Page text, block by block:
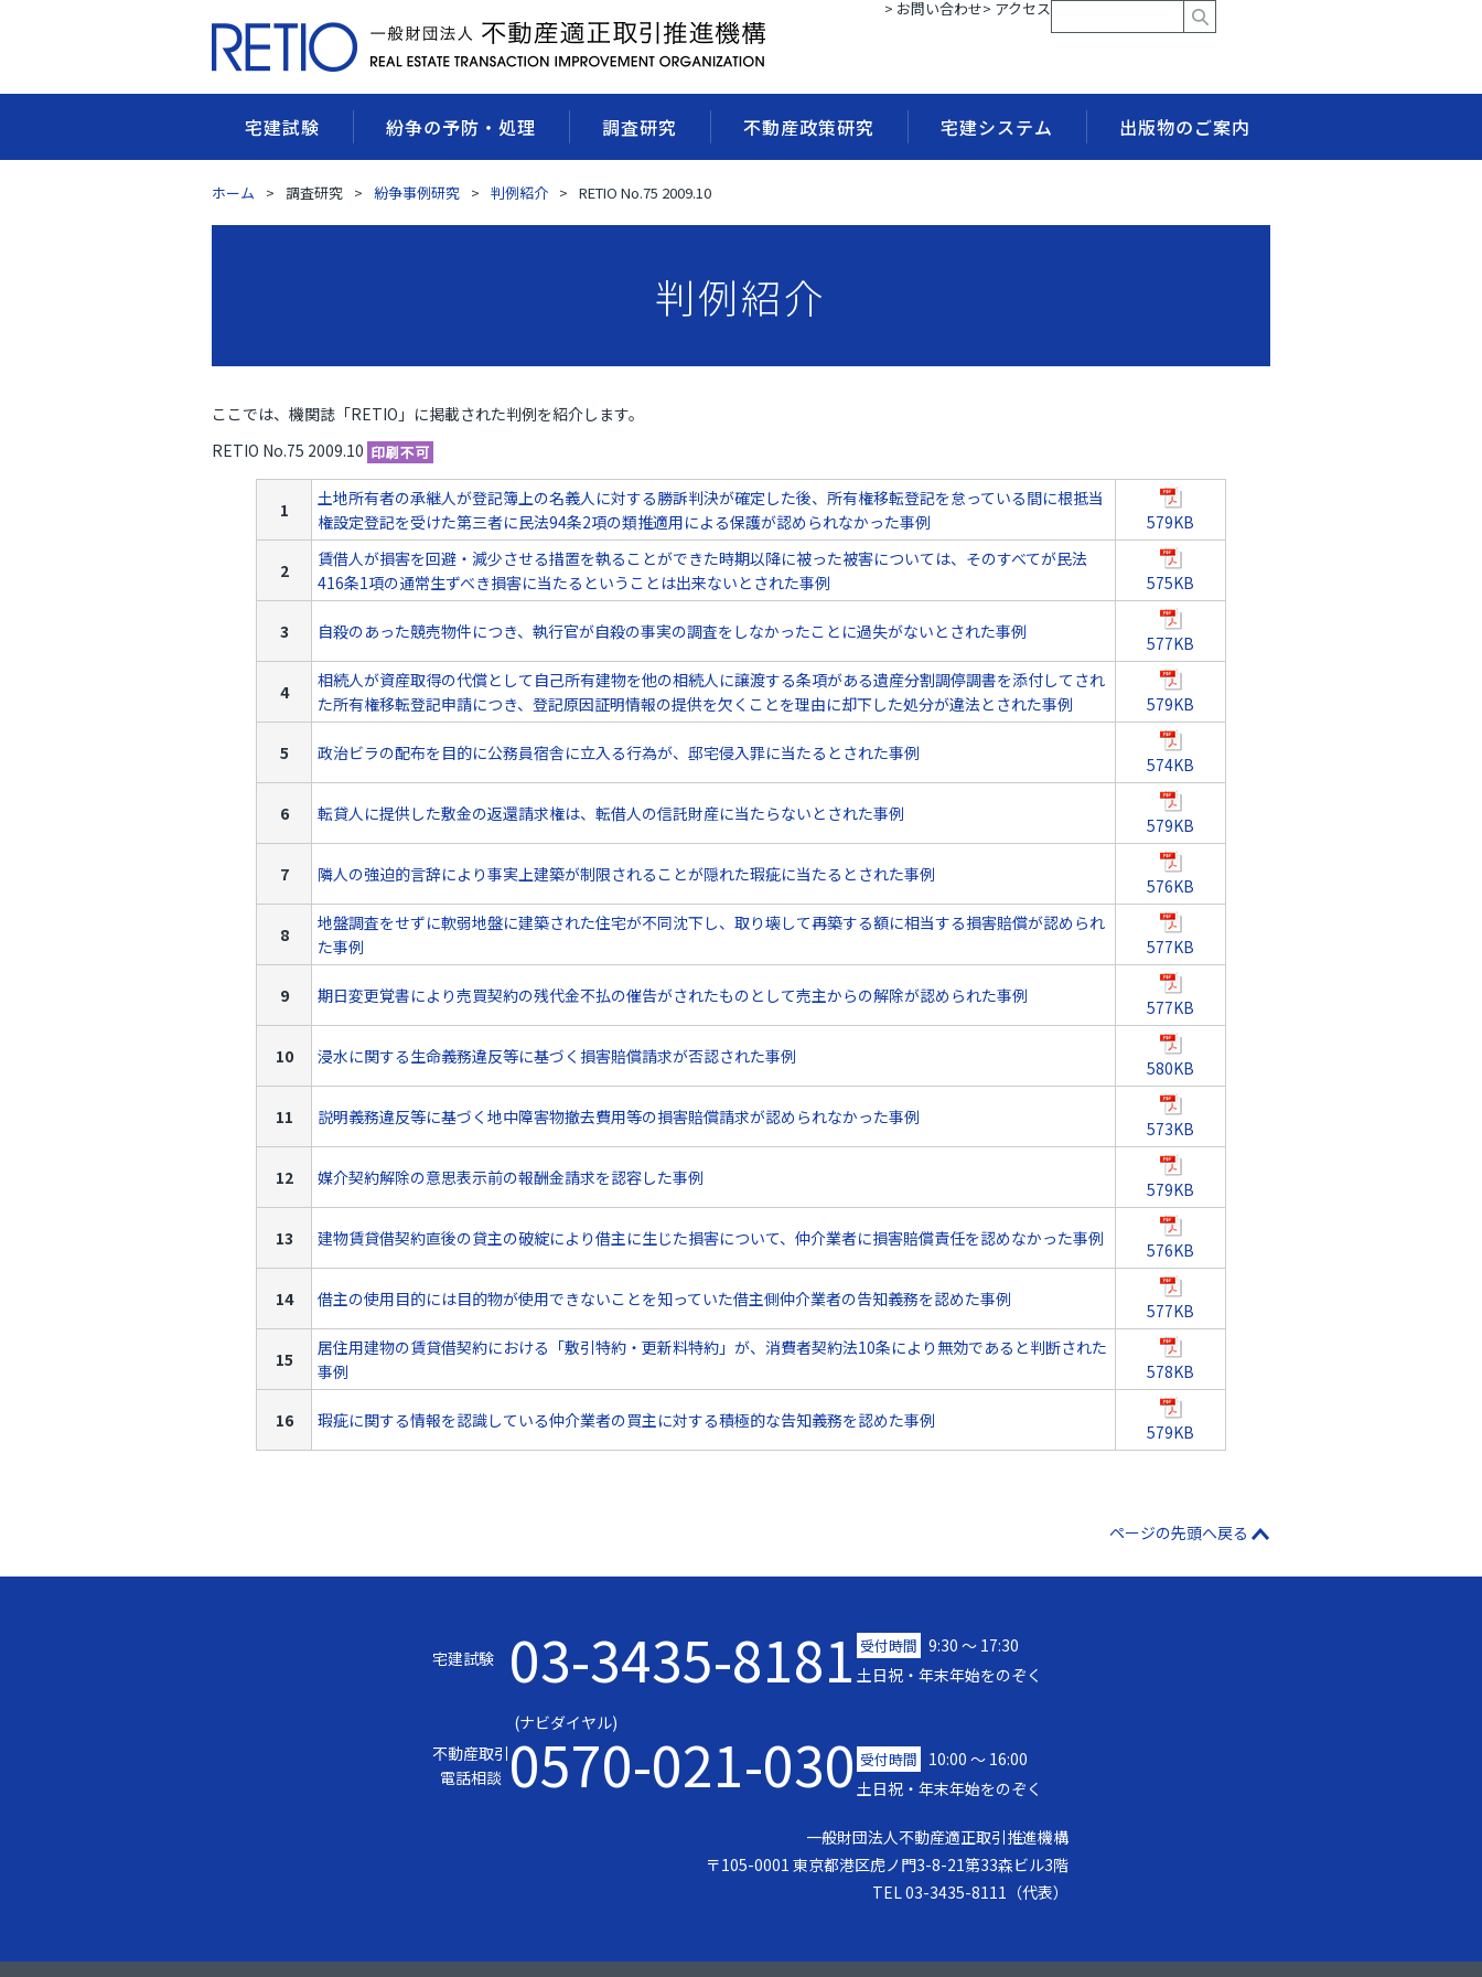
> お問い合わせ> アクセス
宅建試験 紛争の予防・処理 調査研究 不動産政策研究 宅建システム 出版物のご案内
ホーム 調査研究 紛争事例研究 判例紹介 RETIO No.75 2009.10
判例紹介
ここでは、機関誌「RETIO」に掲載された判例を紹介します。
RETIO No.75 2009.10
1
土地所有者の承継人が登記簿上の名義人に対する勝訴判決が確定した後、所有権移転登記を怠っている間に根抵当
権設定登記を受けた第三者に民法94条2項の類推適用による保護が認められなかった事例
579KB
2
賃借人が損害を回避・減少させる措置を執ることができた時期以降に被った被害については、そのすべてが民法
416条1項の通常生ずべき損害に当たるということは出来ないとされた事例
575KB
3 自殺のあった競売物件につき、執行官が自殺の事実の調査をしなかったことに過失がないとされた事例
577KB
4
相続人が資産取得の代償として自己所有建物を他の相続人に譲渡する条項がある遺産分割調停調書を添付してされ
た所有権移転登記申請につき、登記原因証明情報の提供を欠くことを理由に却下した処分が違法とされた事例
579KB
5 政治ビラの配布を目的に公務員宿舎に立入る行為が、邸宅侵入罪に当たるとされた事例
574KB
6 転貸人に提供した敷金の返還請求権は、転借人の信託財産に当たらないとされた事例
579KB
7 隣人の強迫的言辞により事実上建築が制限されることが隠れた瑕疵に当たるとされた事例
576KB
8
地盤調査をせずに軟弱地盤に建築された住宅が不同沈下し、取り壊して再築する額に相当する損害賠償が認められ
た事例
577KB
9 期日変更覚書により売買契約の残代金不払の催告がされたものとして売主からの解除が認められた事例
577KB
10 浸水に関する生命義務違反等に基づく損害賠償請求が否認された事例
580KB
11 説明義務違反等に基づく地中障害物撤去費用等の損害賠償請求が認められなかった事例
573KB
12 媒介契約解除の意思表示前の報酬金請求を認容した事例
579KB
13 建物賃貸借契約直後の貸主の破綻により借主に生じた損害について、仲介業者に損害賠償責任を認めなかった事例
576KB
14 借主の使用目的には目的物が使用できないことを知っていた借主側仲介業者の告知義務を認めた事例
577KB
15
居住用建物の賃貸借契約における「敷引特約・更新料特約」が、消費者契約法10条により無効であると判断された
事例
578KB
16 瑕疵に関する情報を認識している仲介業者の買主に対する積極的な告知義務を認めた事例
579KB
ページの先頭へ戻る
宅建試験 03-3435-8181 受付時間 9:30 〜 17:30
土日祝・年末年始をのぞく
不動産取引
電話相談
(ナビダイヤル)
0570-021-030 受付時間
10:00 ～ 16:00
土日祝・年末年始をのぞく
一般財団法人不動産適正取引推進機構
〒105-0001 東京都港区虎ノ門3-8-21第33森ビル3階
TEL 03-3435-8111（代表）